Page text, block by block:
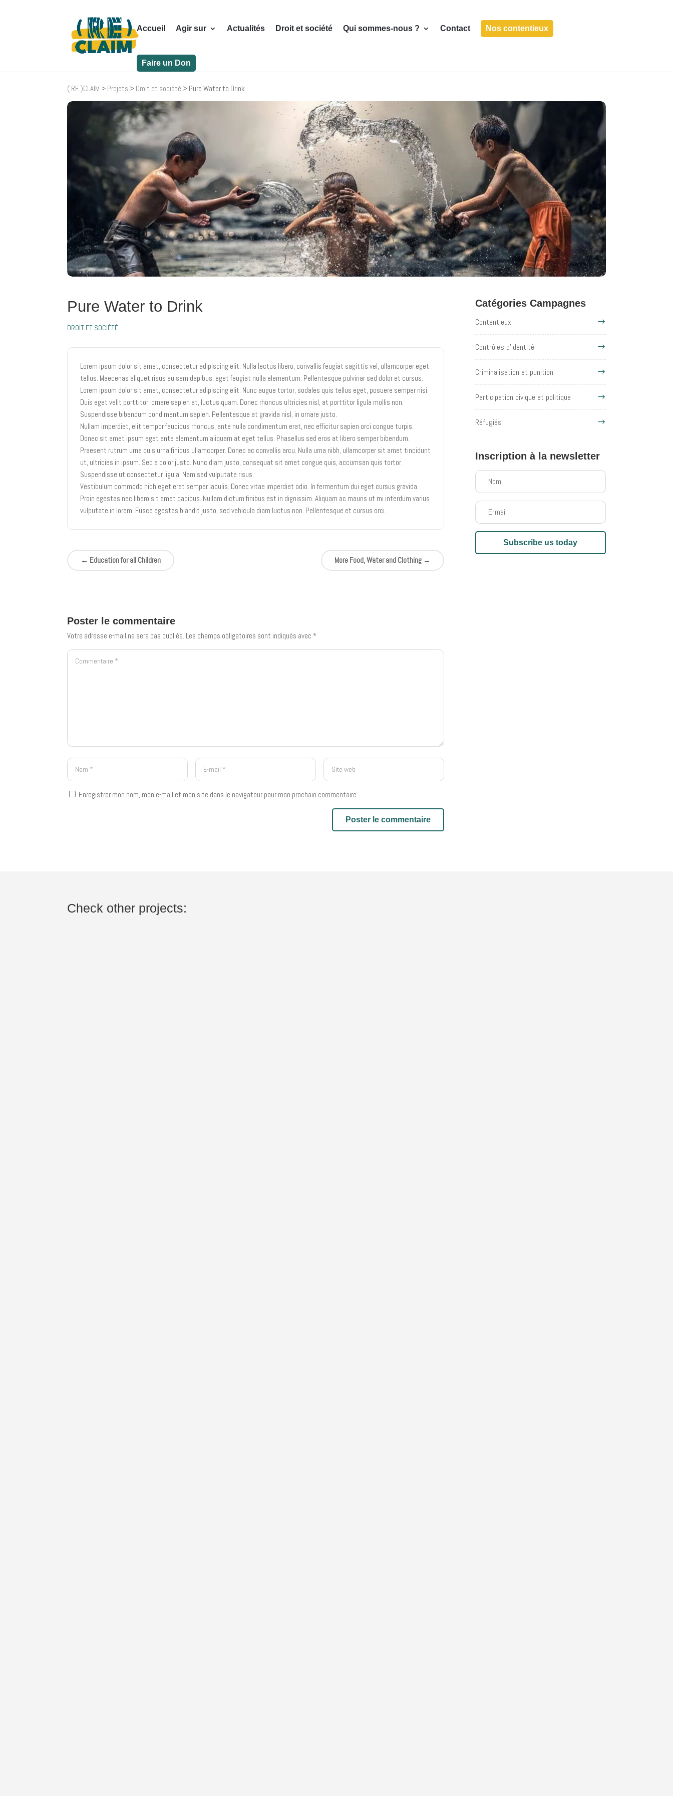
Accueil Agir sur Actualités Droit et société Qui sommes-nous ? Contact Nos contentieux
Faire un Don
( RE )CLAIM > Projets > Droit et société > Pure Water to Drink
Pure Water to Drink
DROIT ET SOCIÉTÉ
Lorem ipsum dolor sit amet, consectetur adipiscing elit. Nulla lectus libero, convallis feugiat sagittis vel, ullamcorper eget
tellus. Maecenas aliquet risus eu sem dapibus, eget feugiat nulla elementum. Pellentesque pulvinar sed dolor et cursus.
Lorem ipsum dolor sit amet, consectetur adipiscing elit. Nunc augue tortor, sodales quis tellus eget, posuere semper nisi.
Duis eget velit porttitor, ornare sapien at, luctus quam. Donec rhoncus ultricies nisl, at porttitor ligula mollis non.
Suspendisse bibendum condimentum sapien. Pellentesque at gravida nisl, in ornare justo.
Nullam imperdiet, elit tempor faucibus rhoncus, ante nulla condimentum erat, nec efficitur sapien orci congue turpis.
Donec sit amet ipsum eget ante elementum aliquam at eget tellus. Phasellus sed eros at libero semper bibendum.
Praesent rutrum urna quis urna finibus ullamcorper. Donec ac convallis arcu. Nulla urna nibh, ullamcorper sit amet tincidunt
ut, ultricies in ipsum. Sed a dolor justo. Nunc diam justo, consequat sit amet congue quis, accumsan quis tortor.
Suspendisse ut consectetur ligula. Nam sed vulputate risus.
Vestibulum commodo nibh eget erat semper iaculis. Donec vitae imperdiet odio. In fermentum dui eget cursus gravida.
Proin egestas nec libero sit amet dapibus. Nullam dictum finibus est in dignissim. Aliquam ac mauris ut mi interdum varius
vulputate in lorem. Fusce egestas blandit justo, sed vehicula diam luctus non. Pellentesque et cursus orci.
← Education for all Children More Food, Water and Clothing →
Poster le commentaire
Votre adresse e-mail ne sera pas publiée. Les champs obligatoires sont indiqués avec *
Enregistrer mon nom, mon e-mail et mon site dans le navigateur pour mon prochain commentaire.
Catégories Campagnes
Contentieux
Contrôles d'identité
Criminalisation et punition
Participation civique et politique
Réfugiés
Inscription à la newsletter
Subscribe us today
Check other projects: